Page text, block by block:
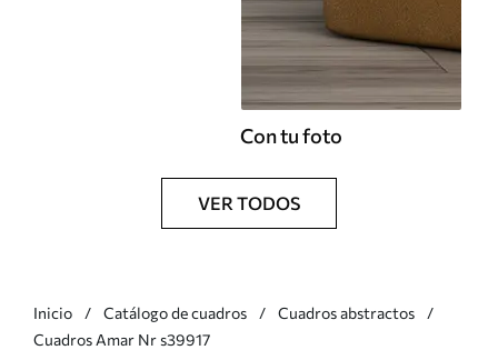
Con tu foto
VER TODOS
Inicio Catálogo de cuadros
Cuadros abstractos
Cuadros Amar Nr s39917